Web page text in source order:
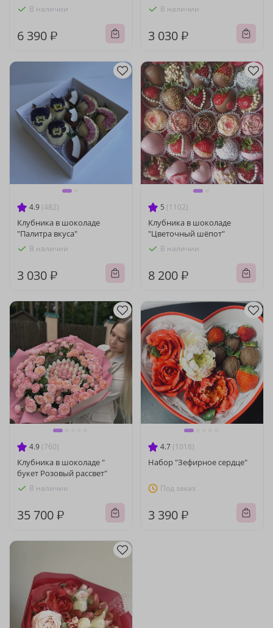
В наличии
6 390 ₽
В наличии
3 030 ₽
4.9 (482)
Клубника в шоколаде
"Палитра вкуса"
В наличии
3 030 ₽
5 (1102)
Клубника в шоколаде
"Цветочный шёпот"
В наличии
8 200 ₽
4.9 (760)
Клубника в шоколаде "
букет Розовый рассвет"
В наличии
35 700 ₽
4.7 (1018)
Набор "Зефирное сердце"
Под заказ
3 390 ₽